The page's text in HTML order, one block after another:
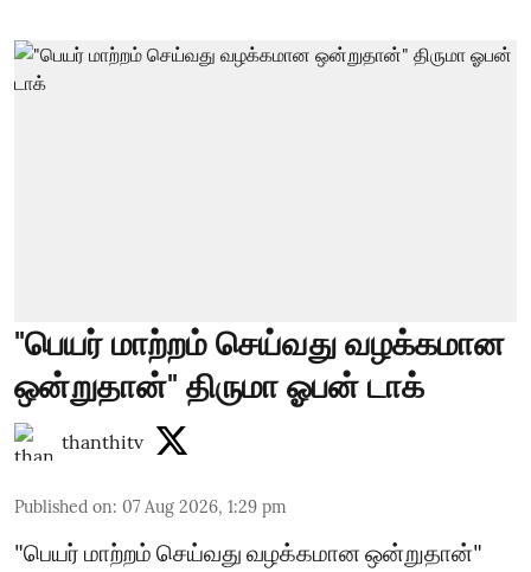
"பெயர் மாற்றம் செய்வது வழக்கமான
ஒன்றுதான்" திருமா ஓபன் டாக்
thanthitv
Published on: 07 Aug 2026, 1:29 pm
"பெயர் மாற்றம் செய்வது வழக்கமான ஒன்றுதான்"